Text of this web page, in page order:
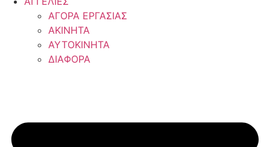
ΑΓΟΡΑ ΕΡΓΑΣΙΑΣ
ΑΚΙΝΗΤΑ
ΑΥΤΟΚΙΝΗΤΑ
ΔΙΑΦΟΡΑ